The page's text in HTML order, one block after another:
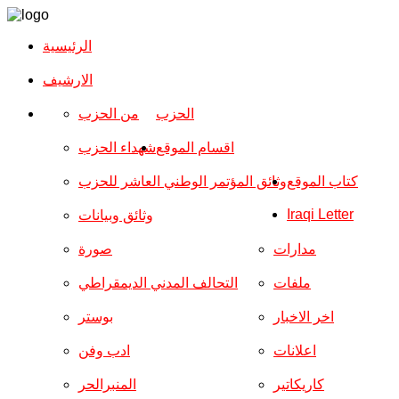
الرئيسية
الارشیف
الحزب من الحزب
شهداء الحزب
وثائق المؤتمر الوطني العاشر للحزب
وثائق وبيانات
اقسام الموقع
صورة
التحالف المدني الديمقراطي
بوستر
ادب وفن
المنبرالحر
مدارات
ملفات
اخر الاخبار
اعلانات
كاريكاتير
كتاب الموقع
Iraqi Letter